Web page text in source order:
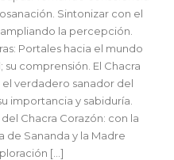
Sintonizar con el
la percepción.
Portales hacia el mundo
su comprensión. El Chacra
el verdadero sanador del
importancia y sabiduría.
Chacra Corazón: con la
de Sananda y la Madre
[…]